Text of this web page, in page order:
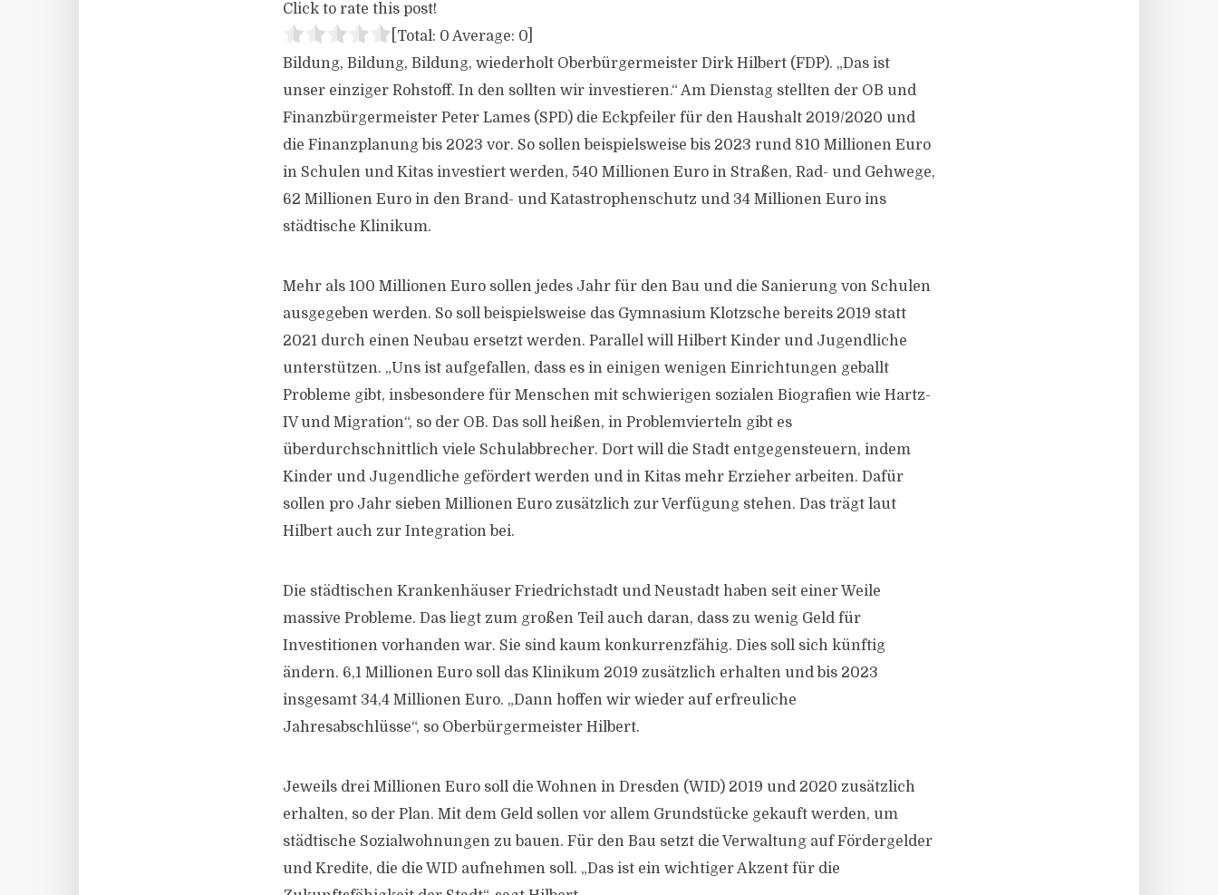
Click to rate this post!
[Total: 0 Average: 0
Bildung, Bildung, Bildung, wiederholt Oberbürgermeister Dirk Hilbert (FDP). „Das ist
unser einziger Rohstoff. In den sollten wir investieren.“ Am Dienstag stellten der OB und
Finanzbürgermeister Peter Lames (SPD) die Eckpfeiler für den Haushalt 2019/2020 und
die Finanzplanung bis 2023 vor. So sollen beispielsweise bis 2023 rund 810 Millionen Euro
in Schulen und Kitas investiert werden, 540 Millionen Euro in Straßen, Rad- und Gehwege,
62 Millionen Euro in den Brand- und Katastrophenschutz und 34 Millionen Euro ins
städtische Klinikum.
Mehr als 100 Millionen Euro sollen jedes Jahr für den Bau und die Sanierung von Schulen
ausgegeben werden. So soll beispielsweise das Gymnasium Klotzsche bereits 2019 statt
2021 durch einen Neubau ersetzt werden. Parallel will Hilbert Kinder und Jugendliche
unterstützen. „Uns ist aufgefallen, dass es in einigen wenigen Einrichtungen geballt
Probleme gibt, insbesondere für Menschen mit schwierigen sozialen Biografien wie Hartz-
IV und Migration“, so der OB. Das soll heißen, in Problemvierteln gibt es
überdurchschnittlich viele Schulabbrecher. Dort will die Stadt entgegensteuern, indem
Kinder und Jugendliche gefördert werden und in Kitas mehr Erzieher arbeiten. Dafür
sollen pro Jahr sieben Millionen Euro zusätzlich zur Verfügung stehen. Das trägt laut
Hilbert auch zur Integration bei.
Die städtischen Krankenhäuser Friedrichstadt und Neustadt haben seit einer Weile
massive Probleme. Das liegt zum großen Teil auch daran, dass zu wenig Geld für
Investitionen vorhanden war. Sie sind kaum konkurrenzfähig. Dies soll sich künftig
ändern. 6,1 Millionen Euro soll das Klinikum 2019 zusätzlich erhalten und bis 2023
insgesamt 34,4 Millionen Euro. „Dann hoffen wir wieder auf erfreuliche
Jahresabschlüsse“, so Oberbürgermeister Hilbert.
Jeweils drei Millionen Euro soll die Wohnen in Dresden (WID) 2019 und 2020 zusätzlich
erhalten, so der Plan. Mit dem Geld sollen vor allem Grundstücke gekauft werden, um
städtische Sozialwohnungen zu bauen. Für den Bau setzt die Verwaltung auf Fördergelder
und Kredite, die die WID aufnehmen soll. „Das ist ein wichtiger Akzent für die